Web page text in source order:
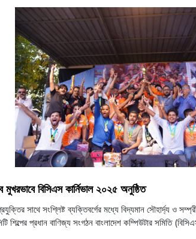
মুখরভাবে বিসিএস কার্নিভাল ২০২৫ অনুষ্ঠিত
সাথে সংশ্লিষ্ট ব্যক্তিবর্গের মধ্যে বিদ্যমান সৌহার্দ্য ও
শিল্পের প্রধান বাণিজ্য সংগঠন বাংলাদেশ কম্পিউটার সমিতি